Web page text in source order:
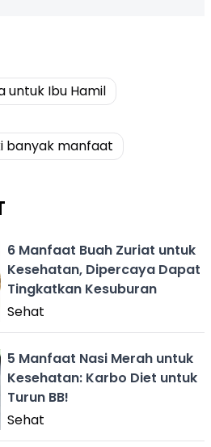
untuk Ibu Hamil
banyak manfaat
6 Manfaat Buah Zuriat untuk
Kesehatan, Dipercaya Dapat
Tingkatkan Kesuburan
Sehat
5 Manfaat Nasi Merah untuk
Kesehatan: Karbo Diet untuk
Turun BB!
Sehat